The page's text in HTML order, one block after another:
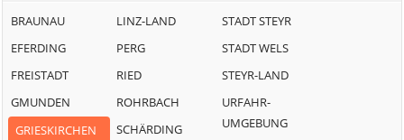
BRAUNAU
EFERDING
FREISTADT
GMUNDEN
GRIESKIRCHEN
LINZ-LAND
PERG
RIED
ROHRBACH
SCHÄRDING
STADT STEYR
STADT WELS
STEYR-LAND
URFAHR-
UMGEBUNG